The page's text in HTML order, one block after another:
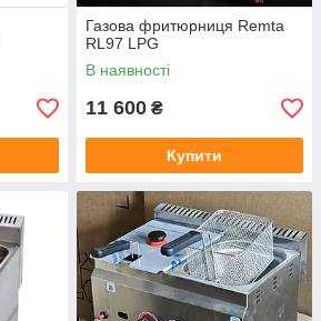
Газова фритюрниця Remta
RL97 LPG
В наявності
11 600 ₴
Купити